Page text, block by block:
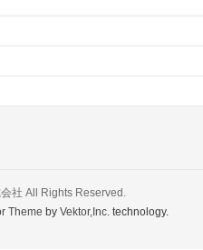
社 All Rights Reserved.
Theme byVektor,Inc. technology.